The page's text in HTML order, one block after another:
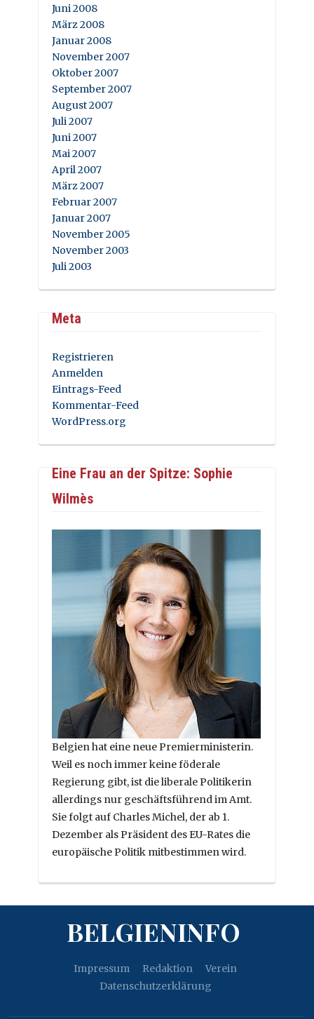
Juni 2008
März 2008
Januar 2008
November 2007
Oktober 2007
September 2007
August 2007
Juli 2007
Juni 2007
Mai 2007
April 2007
März 2007
Februar 2007
Januar 2007
November 2005
November 2003
Juli 2003
Meta
Registrieren
Anmelden
Eintrags-Feed
Kommentar-Feed
WordPress.org
Eine Frau an der Spitze: Sophie
Wilmès
Belgien hat eine neue Premierministerin.
Weil es noch immer keine föderale
Regierung gibt, ist die liberale Politikerin
allerdings nur geschäftsführend im Amt.
Sie folgt auf Charles Michel, der ab 1.
Dezember als Präsident des EU-Rates die
europäische Politik mitbestimmen wird.
BELGIENINFO
Impressum Redaktion
Verein
Datenschutzerklärung